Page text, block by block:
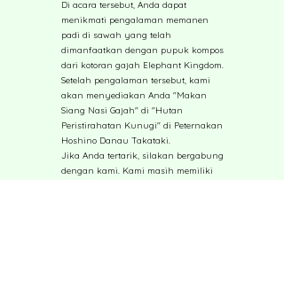
Di acara tersebut, Anda dapat
menikmati pengalaman memanen
padi di sawah yang telah
dimanfaatkan dengan pupuk kompos
dari kotoran gajah Elephant Kingdom.
Setelah pengalaman tersebut, kami
akan menyediakan Anda "Makan
Siang Nasi Gajah" di "Hutan
Peristirahatan Kunugi" di Peternakan
Hoshino Danau Takataki.
Jika Anda tertarik, silakan bergabung
dengan kami. Kami masih memiliki